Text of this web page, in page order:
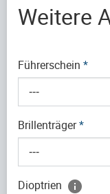
Weitere
Führerschein *
---
Brillenträger*
---
Dioptrien